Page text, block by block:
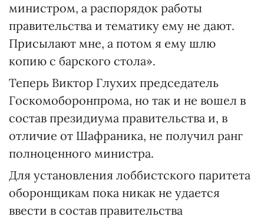
министром, а распорядок работы
правительства и тематику ему не дают.
Присылают мне, а потом я ему шлю
копию с барского стола».
Теперь Виктор Глухих председатель
Госкомоборонпрома, но так и не вошел в
состав президиума правительства и, в
отличие от Шафраника, не получил ранг
полноценного министра.
Для установления лоббистского паритета
оборонщикам пока никак не удается
ввести в состав правительства